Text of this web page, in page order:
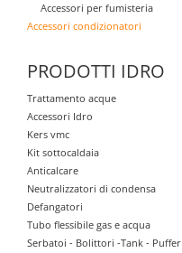
Accessori per fumisteria
Accessori condizionatori
PRODOTTI IDRO
Trattamento acque
Accessori Idro
Kers vmc
Kit sottocaldaia
Anticalcare
Neutralizzatori di condensa
Defangatori
Tubo flessibile gas e acqua
Serbatoi - Bolittori -Tank - Puffer